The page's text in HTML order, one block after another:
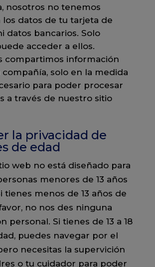
nosotros no tenemos
los datos de tu tarjeta de
datos bancarios. Solo
acceder a ellos.
compartimos información
compañía, solo en la medida
para poder procesar
a través de nuestro sitio
la privacidad de
de edad
web no está diseñado para
menores de 13 años
tienes menos de 13 años de
no nos des ninguna
personal. Si tienes de 13 a 18
puedes navegar por el
necesitas la supervición
o tu cuidador para poder